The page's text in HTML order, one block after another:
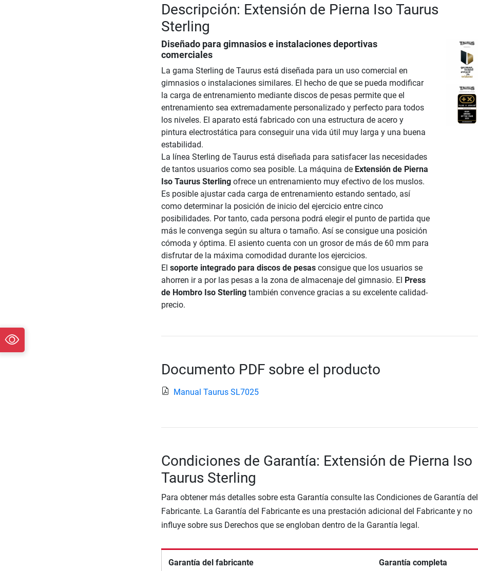
Descripción: Extensión de Pierna Iso Taurus
Sterling
Diseñado para gimnasios e instalaciones deportivas
comerciales
La gama Sterling de Taurus está diseñada para un uso comercial en
gimnasios o instalaciones similares. El hecho de que se pueda modificar
la carga de entrenamiento mediante discos de pesas permite que el
entrenamiento sea extremadamente personalizado y perfecto para todos
los niveles. El aparato está fabricado con una estructura de acero y
pintura electrostática para conseguir una vida útil muy larga y una buena
estabilidad.
La línea Sterling de Taurus está diseñada para satisfacer las necesidades
de tantos usuarios como sea posible. La máquina de Extensión de Pierna
Iso Taurus Sterlingofrece un entrenamiento muy efectivo de los muslos.
Es posible ajustar cada carga de entrenamiento estando sentado, así
como determinar la posición de inicio del ejercicio entre cinco
posibilidades. Por tanto, cada persona podrá elegir el punto de partida que
más le convenga según su altura o tamaño. Así se consigue una posición
cómoda y óptima. El asiento cuenta con un grosor de más de 60 mm para
disfrutar de la máxima comodidad durante los ejercicios.
El soporte integrado para discos de pesasconsigue que los usuarios se
ahorren ir a por las pesas a la zona de almacenaje del gimnasio. El Press
de Hombro Iso Sterlingtambién convence gracias a su excelente calidad-
precio.
Documento PDF sobre el producto
Manual Taurus SL7025
Condiciones de Garantía: Extensión de Pierna Iso
Taurus Sterling
Para obtener más detalles sobre esta Garantía consulte las Condiciones de Garantía del
Fabricante. La Garantía del Fabricante es una prestación adicional del Fabricante y no
influye sobre sus Derechos que se engloban dentro de la Garantía legal.
Garantía del fabricante Garantía completa